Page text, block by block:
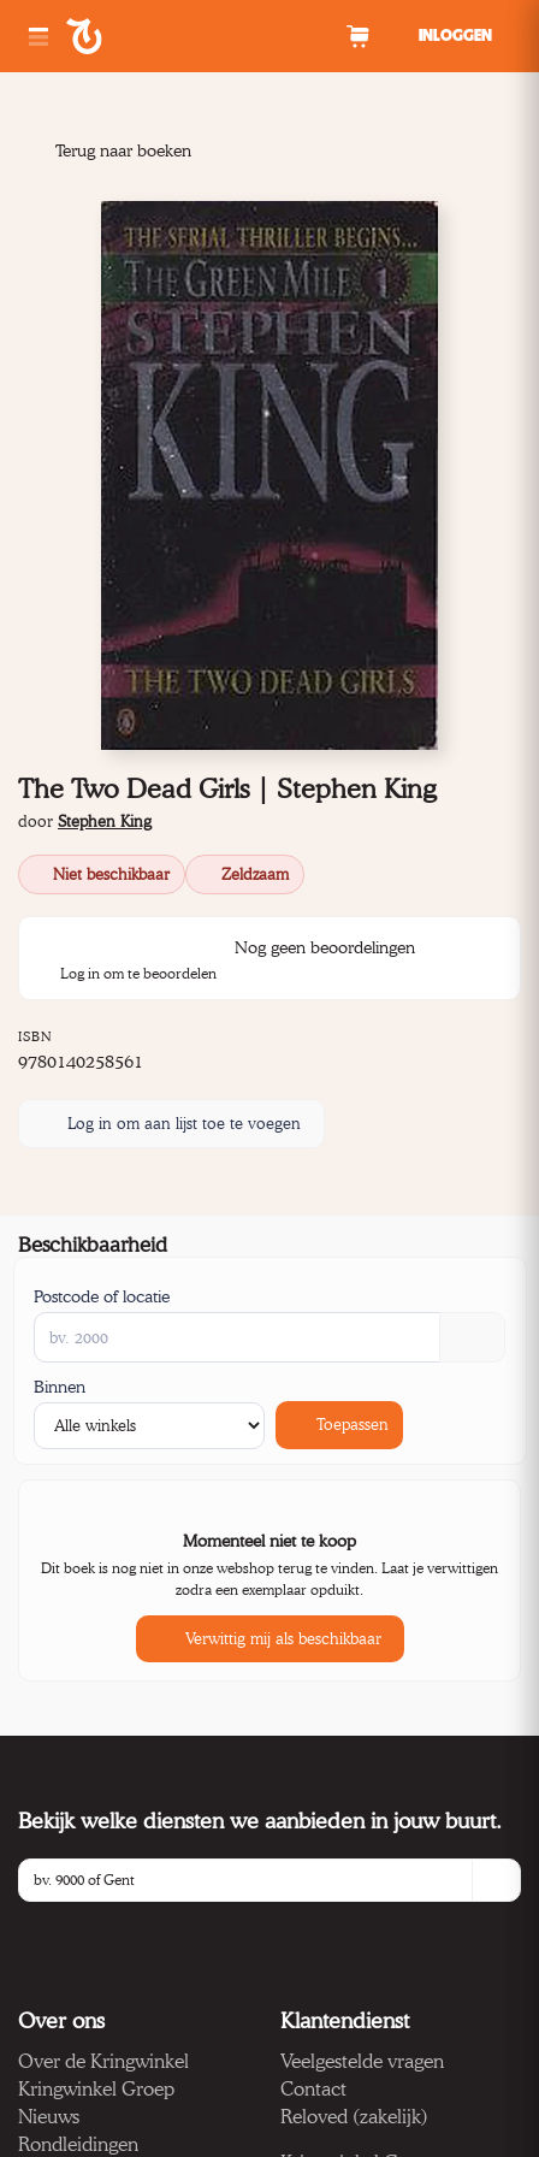
INLOGGEN
Terug naar boeken
The Two Dead Girls | Stephen King
door Stephen King
Niet beschikbaar Zeldzaam
Nog geen beoordelingen
Log in om te beoordelen
ISBN
9780140258561
Log in om aan lijst toe te voegen
Beschikbaarheid
Postcode of locatie
Binnen
Toepassen
Momenteel niet te koop
Dit boek is nog niet in onze webshop terug te vinden. Laat je verwittigen
zodra een exemplaar opduikt.
Verwittig mij als beschikbaar
Bekijk welke diensten we aanbieden in jouw buurt.
Over ons
Over de Kringwinkel
Kringwinkel Groep
Nieuws
Rondleidingen
Klantendienst
Veelgestelde vragen
Contact
Reloved (zakelijk)